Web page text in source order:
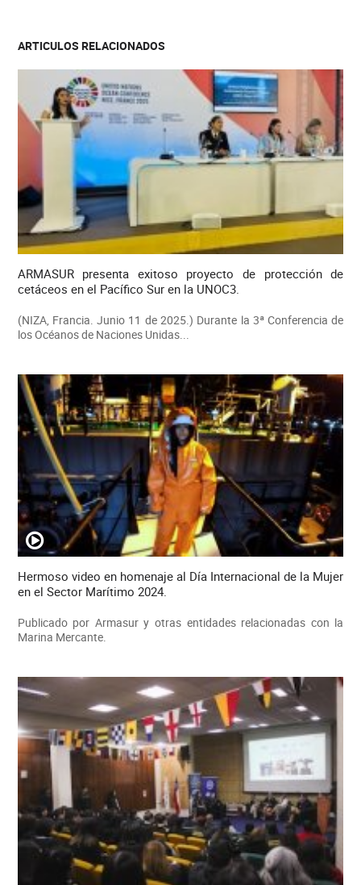
ARTICULOS RELACIONADOS
ARMASUR presenta exitoso proyecto de protección de
cetáceos en el Pacífico Sur en la UNOC3.
(NIZA, Francia. Junio 11 de 2025.) Durante la 3ª Conferencia de
los Océanos de Naciones Unidas...
Hermoso video en homenaje al Día Internacional de la Mujer
en el Sector Marítimo 2024.
Publicado por Armasur y otras entidades relacionadas con la
Marina Mercante.